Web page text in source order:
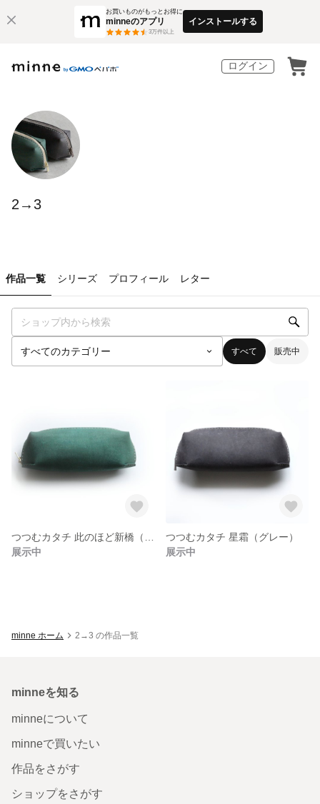
お買いものがもっとお得に
minneのアプリ
3万件以上
インストールする
ログイン
2→3
作品一覧 シリーズ プロフィール レター
すべて 販売中
展示中
つつむカタチ 星霜（グレー）
展示中
minne ホーム 2→3 の作品一覧
minneを知る
minneについて
minneで買いたい
作品をさがす
ショップをさがす